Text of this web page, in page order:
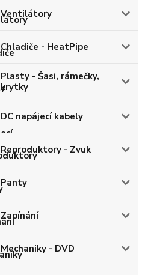
Ventilátory
Chladiče - HeatPipe
Plasty - Šasi, rámečky,
krytky
DC napájecí kabely
Reproduktory - Zvuk
Panty
Zapínání
Mechaniky - DVD